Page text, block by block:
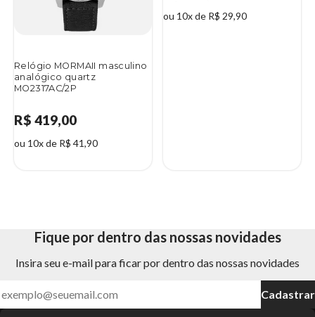
Relógio MORMAII masculino
analógico quartz
MO2317AC/2P
R$ 419,00
ou 10x de R$ 41,90
ou 10x de R$ 29,90
Fique por dentro das nossas novidades
Insira seu e-mail para ficar por dentro das nossas novidades
Cadastrar